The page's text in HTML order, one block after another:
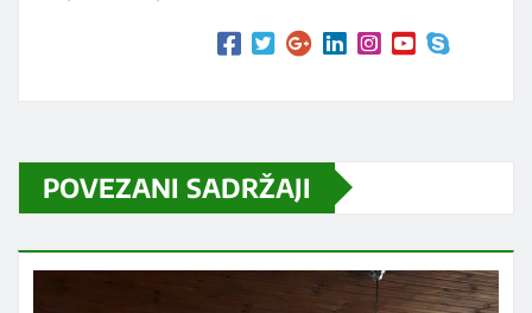
POVEZANI SADRŽAJI